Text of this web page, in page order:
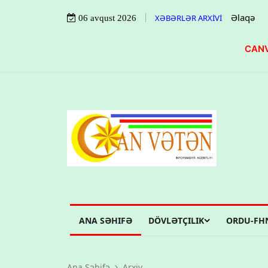
06 avqust 2026 XƏBƏRLƏR ARXİVİ Əlaqə
ANA SƏHIFƏ DÖVLƏTÇILIK ORDU-